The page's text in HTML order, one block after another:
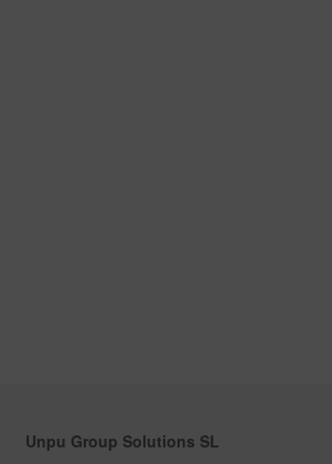
Unpu Group Solutions SL